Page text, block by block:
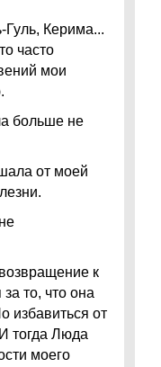
Гуль, Керима...
часто
мои
больше не
от моей
к
то, что она
избавиться от
тогда Люда
моего